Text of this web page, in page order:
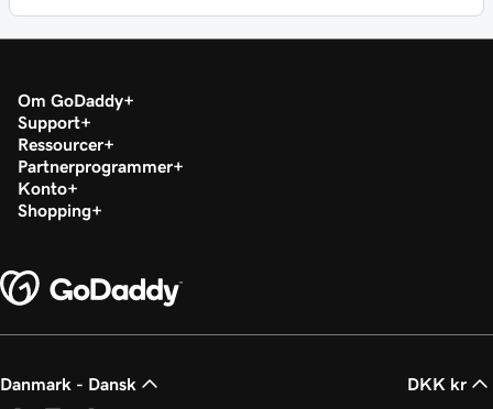
Om GoDaddy
Support
Ressourcer
Partnerprogrammer
Konto
Shopping
Danmark - Dansk DKK kr